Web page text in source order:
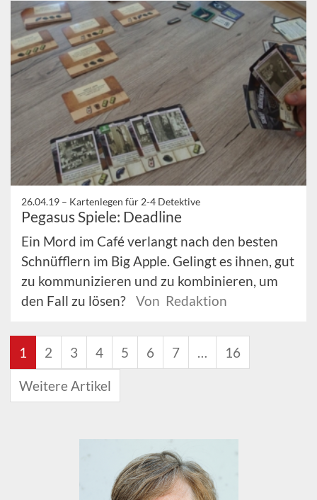
26.04.19 – Kartenlegen für 2-4 Detektive
Pegasus Spiele: Deadline
Ein Mord im Café verlangt nach den besten
Schnüfflern im Big Apple. Gelingt es ihnen, gut
zu kommunizieren und zu kombinieren, um
den Fall zu lösen?
Von Redaktion
1 2 3 4 5 6 7 … 16
Weitere Artikel